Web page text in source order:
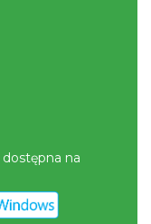
dostępna na